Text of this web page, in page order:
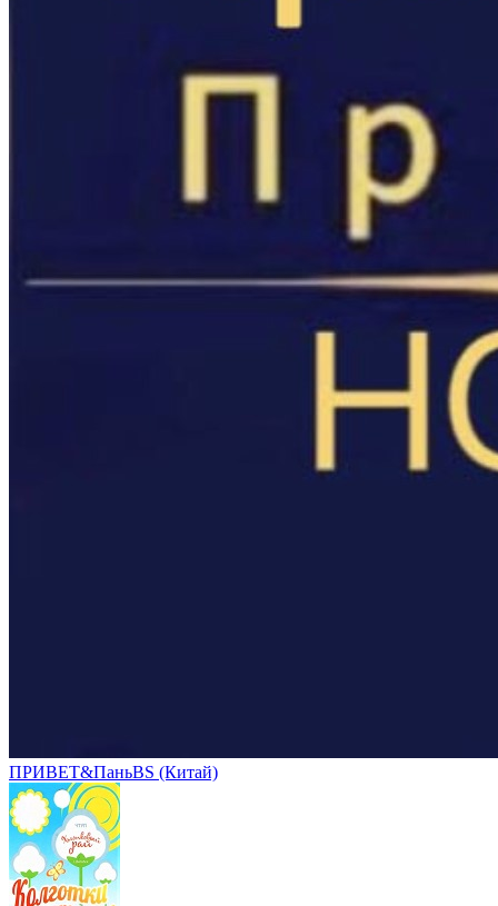
ПРИВЕТ&ПаньBS (Китай)